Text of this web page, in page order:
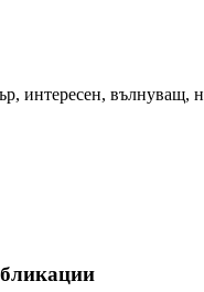
интересен, вълнуващ,